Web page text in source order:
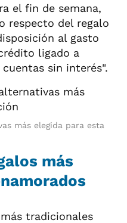
el fin de semana,
respecto del regalo
al gasto
ligado a
sin interés".
más elegida para esta
más
tradicionales